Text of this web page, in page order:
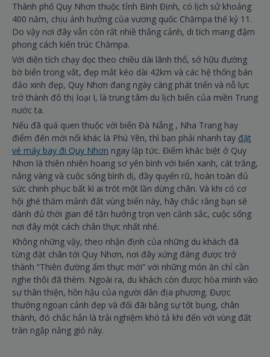
Thành phố Quy Nhơn thuộc tỉnh Bình Định, có lịch sử khoảng
400 năm, chịu ảnh hưởng của vương quốc Chămpa thế kỷ 11.
Do vậy nơi đây vẫn còn rất nhiề thắng cảnh, di tích mang đậm
phong cách kiến trúc Chămpa.
Với diện tích chạy dọc theo chiều dài lãnh thổ, sở hữu đường
bờ biển trong vắt, đẹp mắt kéo dài 42km và các hệ thống bán
đảo xinh đẹp, Quy Nhơn đang ngày càng phát triển và nỗ lực
trở thành đô thị loại I, là trung tâm du lịch biển của miền Trung
nước ta.
Nếu đã quá quen thuộc với biển Đà Nẵng , Nha Trang hay
điểm đến mới nổi khác là Phú Yên, thì bạn phải nhanh tay đặt
vé máy bay đi Quy Nhơn ngay lập tức. Điểm khác biệt ở Quy
Nhơn là thiên nhiên hoang sơ yên bình với biển xanh, cát trắng,
nắng vàng và cuộc sống bình dị, đầy quyến rũ, hoàn toàn đủ
sức chinh phục bất kì ai trót một lần dừng chân. Và khi có cơ
hội ghé thăm mảnh đất vùng biển này, hãy chắc rằng bạn sẽ
dành đủ thời gian để tận hưởng trọn vẹn cảnh sắc, cuộc sống
nơi đây một cách chân thực nhất nhé.
Không những vậy, theo nhận định của những du khách đã
từng đặt chân tới Quy Nhơn, nơi đây xứng đáng được trở
thành “Thiên đường ẩm thực mới” với những món ăn chỉ cần
nghe thôi đã thèm. Ngoài ra, du khách còn được hòa mình vào
sự thân thiện, hồn hậu của người dân địa phương. Được
thưởng ngoạn cảnh đẹp và đối đãi bằng sự tốt bụng, chân
thành, đó chắc hẳn là trải nghiệm khó tả khi đến với vùng đất
tràn ngập nắng gió này.